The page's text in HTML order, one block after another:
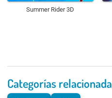
Summer Rider 3D
Categorías